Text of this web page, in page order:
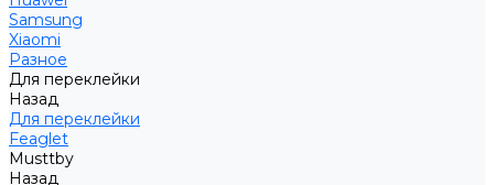
Samsung
Xiaomi
Разное
Для переклейки
Назад
Для переклейки
Feaglet
Musttby
Назад